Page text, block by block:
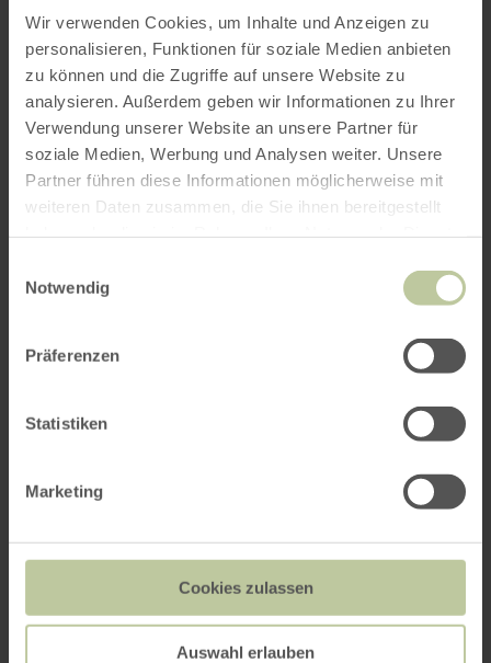
Wir verwenden Cookies, um Inhalte und Anzeigen zu
personalisieren, Funktionen für soziale Medien anbieten
zu können und die Zugriffe auf unsere Website zu
analysieren. Außerdem geben wir Informationen zu Ihrer
Verwendung unserer Website an unsere Partner für
soziale Medien, Werbung und Analysen weiter. Unsere
Partner führen diese Informationen möglicherweise mit
weiteren Daten zusammen, die Sie ihnen bereitgestellt
Notwendig
Präferenzen
Statistiken
Marketing
Cookies zulassen
Auswahl erlauben